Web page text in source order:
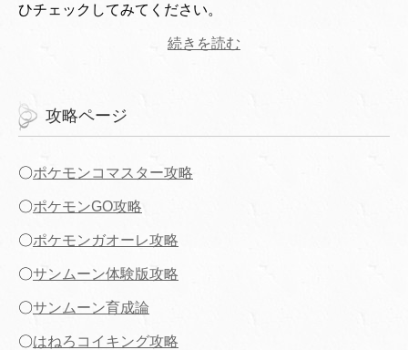
ひチェックしてみてください。
続きを読む
攻略ページ
〇ポケモンコマスター攻略
〇ポケモンGO攻略
〇ポケモンガオーレ攻略
〇サンムーン体験版攻略
〇サンムーン育成論
〇はねろコイキング攻略